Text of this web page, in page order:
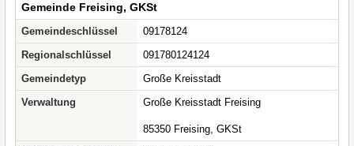
Gemeinde Freising, GKSt
Gemeindeschlüssel
09178124
Regionalschlüssel
091780124124
Gemeindetyp
Große Kreisstadt
Verwaltung
Große Kreisstadt Freising
85350 Freising, GKSt